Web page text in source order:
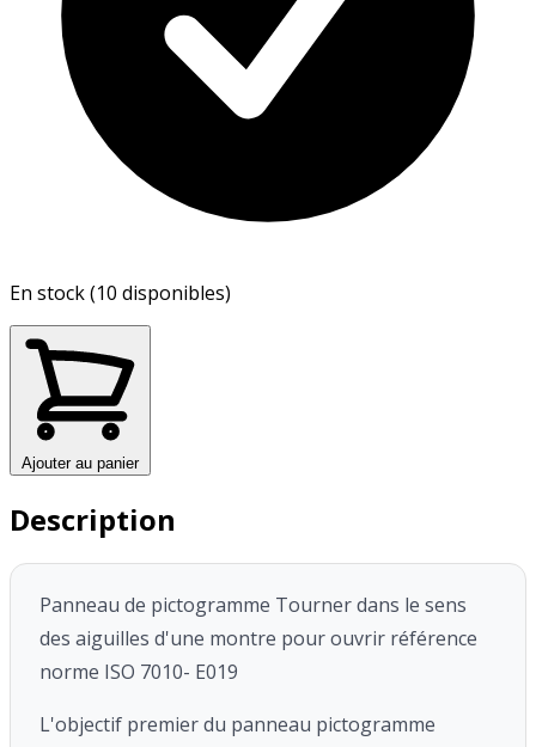
En stock (10 disponibles)
Ajouter au panier
Description
Panneau de pictogramme Tourner dans le sens
des aiguilles d'une montre pour ouvrir référence
norme ISO 7010- E019
L'objectif premier du panneau pictogramme